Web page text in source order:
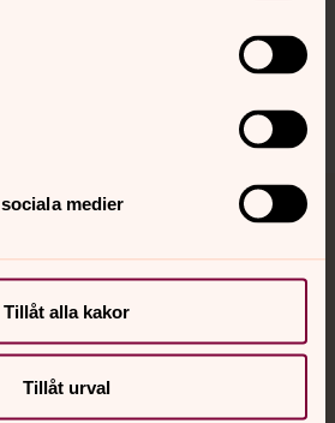
medier
Tillåt alla kakor
Tillåt urval
Prata eller chatta anonymt
och nätter.